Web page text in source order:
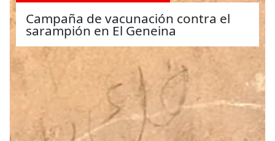
Campaña de vacunación contra el
sarampión en El Geneina